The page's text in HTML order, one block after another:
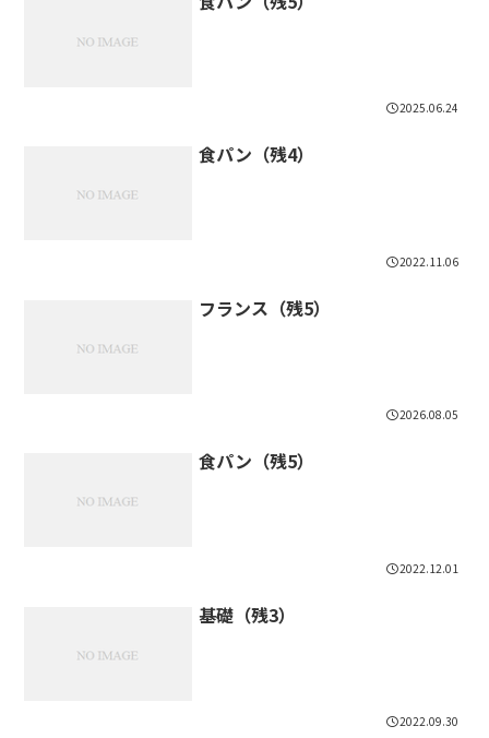
2025.06.24
食パン（残4）
2022.11.06
フランス（残5）
2026.08.05
食パン（残5）
2022.12.01
基礎（残3）
2022.09.30